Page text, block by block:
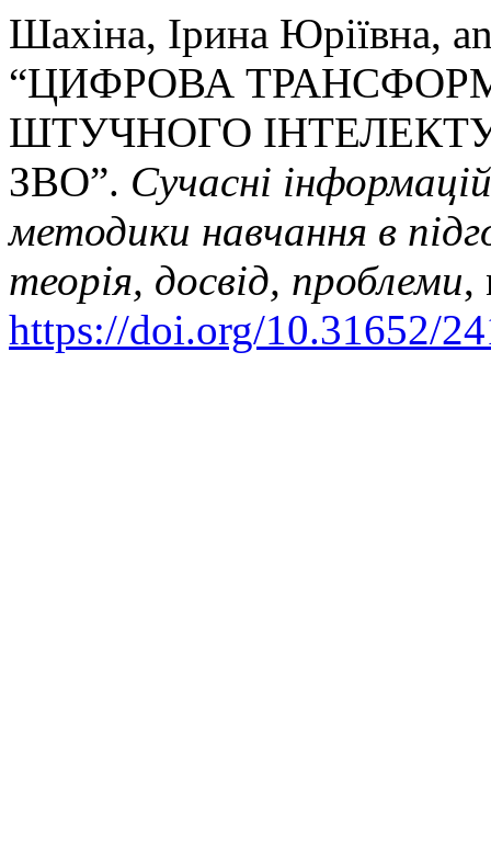
Шахіна, Ірина Юріївна,
“ЦИФРОВА
ШТУЧНОГО
ЗВО”. Сучасні
методики навчання в
теорія, досвід, проблеми,
https://doi.org/10.31652/